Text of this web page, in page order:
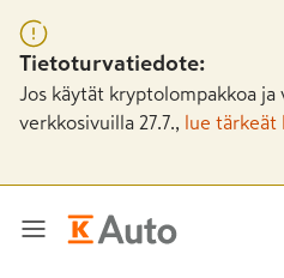
Tietoturvatiedote:
Jos käytät kryptolompakkoa
verkkosivuilla 27.7.,
lue